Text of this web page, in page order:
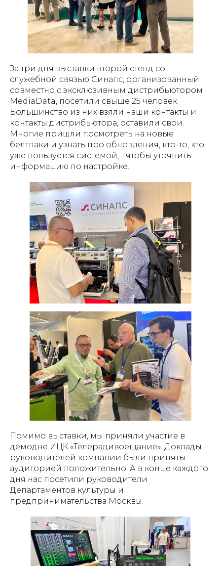
За три дня выставки второй стенд со
служебной связью Синапс, организованный
совместно с эксклюзивным дистрибьютором
MediaData, посетили свыше 25 человек.
Большинство из них взяли наши контакты и
контакты дистрибьютора, оставили свои.
Многие пришли посмотреть на новые
белтпаки и узнать про обновления, кто-то, кто
уже пользуется системой, - чтобы уточнить
информацию по настройке.
Помимо выставки, мы приняли участие в
демодне ИЦК «Телерадивоещание». Доклады
руководителей компании были приняты
аудиторией положительно. А в конце каждого
дня нас посетили руководители
Департаментов культуры и
предпринимательства Москвы.